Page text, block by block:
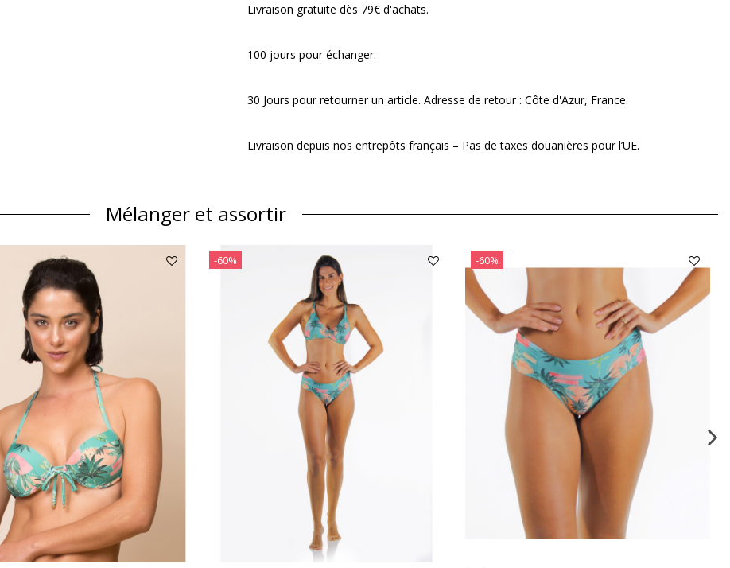
Livraison gratuite dès 79€ d'achats.
100 jours pour échanger.
30 Jours pour retourner un article. Adresse de retour : Côte d'Azur, France.
Livraison depuis nos entrepôts français – Pas de taxes douanières pour l’UE.
Mélanger et assortir
-60% -60%